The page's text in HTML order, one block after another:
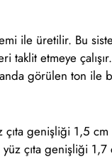
ile üretilir. Bu
taklit etmeye
görülen ton ile
çıta genişliği 1,5 cm
yüz çıta genişliği 1,7